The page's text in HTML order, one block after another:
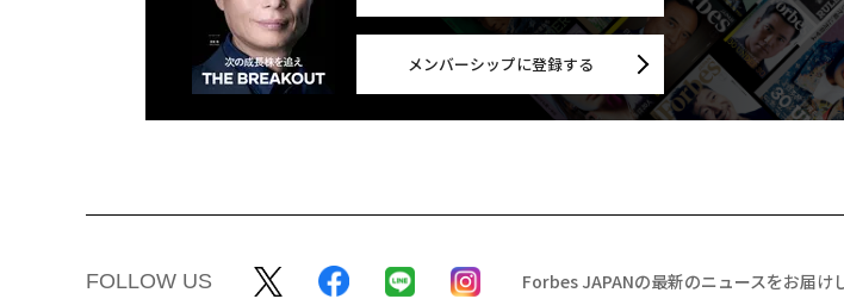
メンバーシップに登録する
FOLLOW US Forbes JAPANの最新のニュースをお届け